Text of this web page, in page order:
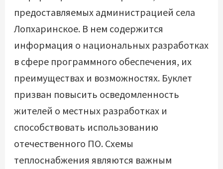
предоставляемых администрацией села
Лопхаринское. В нем содержится
информация о национальных разработках
в сфере программного обеспечения, их
преимуществах и возможностях. Буклет
призван повысить осведомленность
жителей о местных разработках и
способствовать использованию
отечественного ПО. Схемы
теплоснабжения являются важным